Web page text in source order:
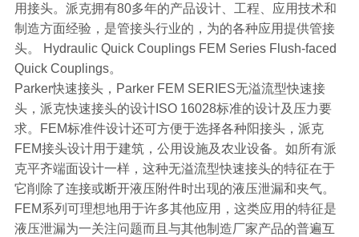
用接头。派克拥有80多年的产品设计、工程、应用技术和
制造方面经验，是管接头行业的，为的各种应用提供管接
头。 Hydraulic Quick Couplings FEM Series Flush-faced
Quick Couplings。
Parker快速接头，Parker FEM SERIES无溢流型快速接
头，派克快速接头的设计ISO 16028标准的设计及压力要
求。FEM标准件设计还可方便于选择各种阳接头，派克
FEM接头设计用于建筑，公用设施及农业设备。如所有派
克平齐端面设计一样，这种无溢流型快速接头的特征在于
它削除了连接或断开液压附件时出现的液压泄漏和夹气。
FEM系列可理想地用于许多其他应用，这类应用的特征是
液压泄漏为一关注问题而且与其他制造厂家产品的普遍互